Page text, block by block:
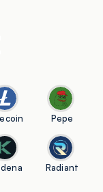
Pepe
Radiant